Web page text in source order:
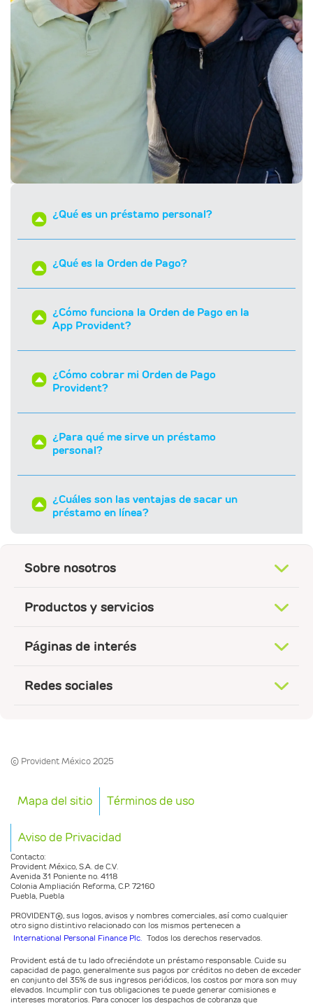
¿Qué es un préstamo personal?
¿Qué es la Orden de Pago?
¿Cómo funciona la Orden de Pago en la
App Provident?
¿Cómo cobrar mi Orden de Pago
Provident?
¿Para qué me sirve un préstamo
personal?
¿Cuáles son las ventajas de sacar un
préstamo en línea?
¿Cómo sé que un préstamo en línea es
confiable?
¿Qué es el CAT?
¿Qué puedo hacer con la App
¿Cómo me registro en la App Provident?
¿Cómo descargo la App Provident?
¿En qué se basan para aprobar una
solicitud de préstamo?
Sobre nosotros
Productos y servicios
Páginas de interés
Redes sociales
© Provident México 2025
Mapa del sitio Términos de uso
Aviso de Privacidad
Contacto:
Provident México, S.A. de C.V.
Avenida 31 Poniente no. 4118
Colonia Ampliación Reforma, C.P. 72160
Puebla, Puebla
PROVIDENT®️, sus logos, avisos y nombres comerciales, así como cualquier
otro signo distintivo relacionado con los mismos pertenecen a
International Personal Finance Plc. Todos los derechos reservados.
Provident está de tu lado ofreciéndote un préstamo responsable. Cuide su
capacidad de pago, generalmente sus pagos por créditos no deben de exceder
en conjunto del 35% de sus ingresos periódicos, los costos por mora son muy
elevados. Incumplir con tus obligaciones te puede generar comisiones e
intereses moratorios. Para conocer los despachos de cobranza que